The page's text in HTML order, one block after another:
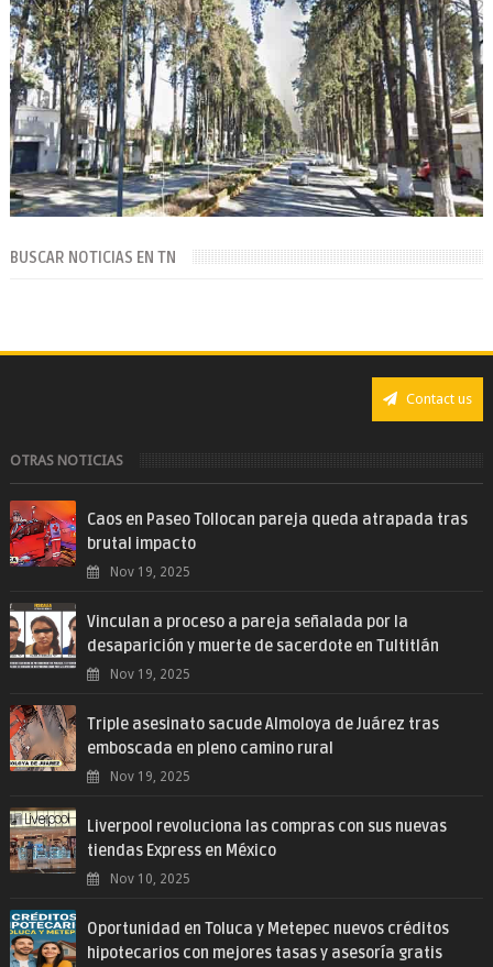
BUSCAR NOTICIAS EN TN
Contact us
OTRAS NOTICIAS
Caos en Paseo Tollocan pareja queda atrapada tras
brutal impacto
Nov 19, 2025
Vinculan a proceso a pareja señalada por la
desaparición y muerte de sacerdote en Tultitlán
Nov 19, 2025
Triple asesinato sacude Almoloya de Juárez tras
emboscada en pleno camino rural
Nov 19, 2025
Liverpool revoluciona las compras con sus nuevas
tiendas Express en México
Nov 10, 2025
Oportunidad en Toluca y Metepec nuevos créditos
hipotecarios con mejores tasas y asesoría gratis